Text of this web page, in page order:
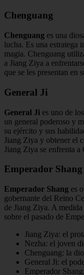
Chenguang
Chenguang es una
lucha. Es una estratega
magia. Chenguang
a Jiang Ziya a
que se les presentan en
General Ji
General Ji es uno de
un general poderoso y
su ejército y sus
Jiang Ziya y obtener el
Jiang Ziya se enfrenta a
Emperador Shang
Emperador Shang es
gobernante del Reino
de Jiang Ziya. A
sobre el pasado de
Jiang Ziya: el
Nezha: el joven
Chenguang: la
General Ji: el
Emperador